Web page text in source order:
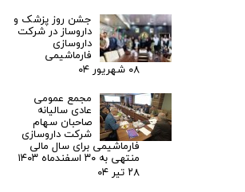
جشن روز پزشک و
داروساز در شرکت
داروسازی
فارماشیمی
۰۸ شهریور ۰۴
مجمع عمومی
عادی سالیانه
صاحبان سهام
شرکت داروسازی
فارماشیمی برای سال مالی
منتهی به ۳۰ اسفندماه ۱۴۰۳
۲۸ تیر ۰۴